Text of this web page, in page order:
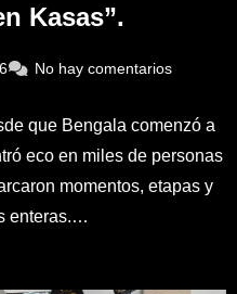
Kasas”.
No hay comentarios
que Bengala comenzó a
eco en miles de personas
momentos, etapas y
enteras.…